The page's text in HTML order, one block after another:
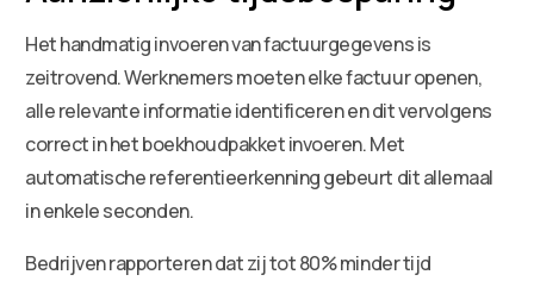
Het handmatig invoeren van factuurgegevens is
zeitrovend. Werknemers moeten elke factuur openen,
alle relevante informatie identificeren en dit vervolgens
correct in het boekhoudpakket invoeren. Met
automatische referentieerkenning gebeurt dit allemaal
in enkele seconden.
Bedrijven rapporteren dat zij tot 80% minder tijd